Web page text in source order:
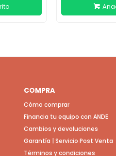
COMPRA
Cómo comprar
Financia tu equipo con ANDE
Cambios y devoluciones
Garantía | Servicio Post Venta
Términos y condiciones